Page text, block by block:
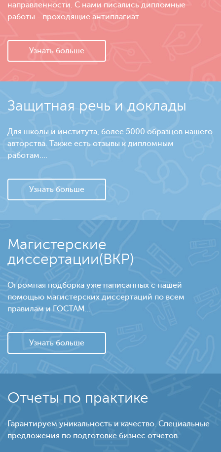
направленности. С нами писались дипломные
работы - проходящие антиплагиат....
Узнать больше
Защитная речь и доклады
Для школы и института, более 5000 образцов нашего
авторства. Также есть отзывы к дипломным
работам....
Узнать больше
Магистерские
диссертации(ВКР)
Огромная подборка уже написанных с нашей
помощью магистерских диссертаций по всем
правилам и ГОСТАМ...
Узнать больше
Отчеты по практике
Гарантируем уникальность и качество. Специальные
предложения по подготовке бизнес отчетов.